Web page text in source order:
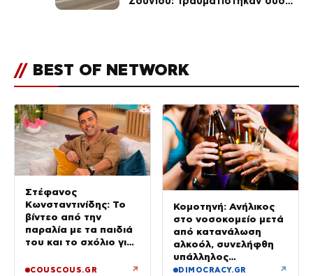
// BEST OF NETWORK
Στέφανος
Κωνσταντινίδης: Το
βίντεο από την
παραλία με τα παιδιά
του και το σχόλιο για
COUSCOUS.GR ↗
Κομοτηνή: Ανήλικος
στο νοσοκομείο μετά
από κατανάλωση
αλκοόλ, συνελήφθη
υπάλληλος
καταστήματος
DIMOCRACY.GR ↗